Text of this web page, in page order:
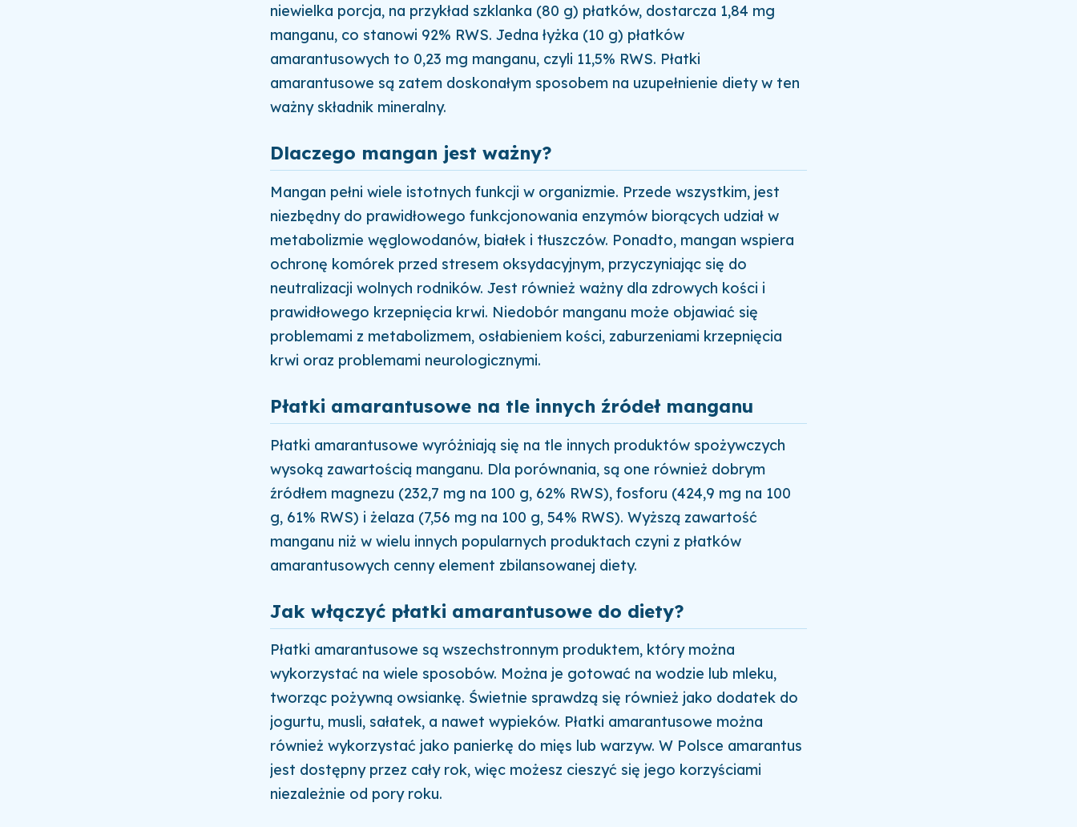
niewielka porcja, na przykład szklanka (80 g) płatków, dostarcza 1,84 mg
manganu, co stanowi 92% RWS. Jedna łyżka (10 g) płatków
amarantusowych to 0,23 mg manganu, czyli 11,5% RWS. Płatki
amarantusowe są zatem doskonałym sposobem na uzupełnienie diety w ten
ważny składnik mineralny.
Dlaczego mangan jest ważny?
Mangan pełni wiele istotnych funkcji w organizmie. Przede wszystkim, jest
niezbędny do prawidłowego funkcjonowania enzymów biorących udział w
metabolizmie węglowodanów, białek i tłuszczów. Ponadto, mangan wspiera
ochronę komórek przed stresem oksydacyjnym, przyczyniając się do
neutralizacji wolnych rodników. Jest również ważny dla zdrowych kości i
prawidłowego krzepnięcia krwi. Niedobór manganu może objawiać się
problemami z metabolizmem, osłabieniem kości, zaburzeniami krzepnięcia
krwi oraz problemami neurologicznymi.
Płatki amarantusowe na tle innych źródeł manganu
Płatki amarantusowe wyróżniają się na tle innych produktów spożywczych
wysoką zawartością manganu. Dla porównania, są one również dobrym
źródłem magnezu (232,7 mg na 100 g, 62% RWS), fosforu (424,9 mg na 100
g, 61% RWS) i żelaza (7,56 mg na 100 g, 54% RWS). Wyższą zawartość
manganu niż w wielu innych popularnych produktach czyni z płatków
amarantusowych cenny element zbilansowanej diety.
Jak włączyć płatki amarantusowe do diety?
Płatki amarantusowe są wszechstronnym produktem, który można
wykorzystać na wiele sposobów. Można je gotować na wodzie lub mleku,
tworząc pożywną owsiankę. Świetnie sprawdzą się również jako dodatek do
jogurtu, musli, sałatek, a nawet wypieków. Płatki amarantusowe można
również wykorzystać jako panierkę do mięs lub warzyw. W Polsce amarantus
jest dostępny przez cały rok, więc możesz cieszyć się jego korzyściami
niezależnie od pory roku.